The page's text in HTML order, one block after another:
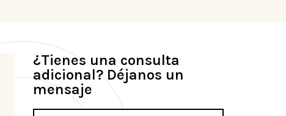
¿Tienes una consulta
adicional? Déjanos un
mensaje